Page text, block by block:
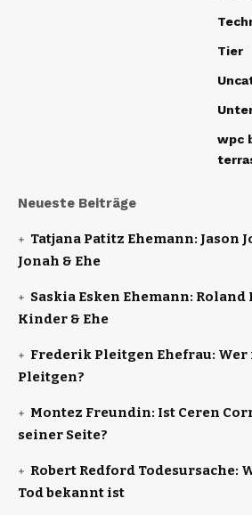
Tier
wpc
Neueste Beiträge
Tatjana Patitz Ehemann: Jason
Jonah & Ehe
Saskia Esken Ehemann: Roland
Kinder & Ehe
Frederik Pleitgen Ehefrau: Wer
Pleitgen?
Montez Freundin: Ist Ceren
seiner Seite?
Robert Redford Todesursache:
Tod bekannt ist